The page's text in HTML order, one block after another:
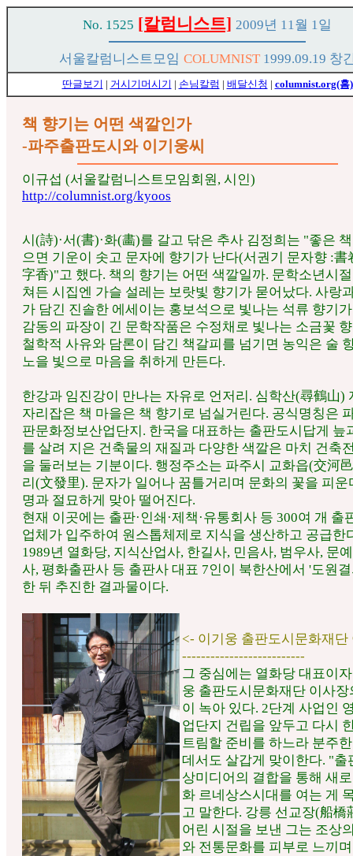
No. 1525 [칼럼니스트] 2009년 11월 1일
서울칼럼니스트모임 COLUMNIST 1999.09.19 창
딴글보기 | 거시기머시기 | 손님칼럼 | 배달신청 | columnist.org(홈)
책 향기는 어떤 색깔인가
-파주출판도시와 이기웅씨
이규섭 (서울칼럼니스트모임회원, 시인)
http://columnist.org/kyoos
시(詩)·서(書)·화(畵)를 갈고 닦은 추사 김정희는 "좋은
으면 기운이 솟고 문자에 향기가 난다(서권기 문자향 :書
字香)"고 했다. 책의 향기는 어떤 색깔일까. 문학소년시
쳐든 시집엔 가슬 설레는 보랏빛 향기가 묻어났다. 사랑
가 담긴 진솔한 에세이는 홍보석으로 빛나는 석류 향기
감동의 파장이 긴 문학작품은 수정채로 빛나는 소금꽃
철학적 사유와 담론이 담긴 책갈피를 넘기면 농익은 술
노을 빛으로 마음을 취하게 만든다.
한강과 임진강이 만나는 자유로 언저리. 심학산(尋鶴山)
자리잡은 책 마을은 책 향기로 넘실거린다. 공식명칭은
판문화정보산업단지. 한국을 대표하는 출판도시답게 늪
를 살려 지은 건축물의 재질과 다양한 색깔은 마치 건축
을 둘러보는 기분이다. 행정주소는 파주시 교화읍(交河
리(文發里). 문자가 일어나 꿈틀거리며 문화의 꽃을 피운
명과 절묘하게 맞아 떨어진다.
현재 이곳에는 출판·인쇄·제책·유통회사 등 300여 개 출
업체가 입주하여 원스톱체제로 지식을 생산하고 공급한
1989년 열화당, 지식산업사, 한길사, 민음사, 범우사, 문
사, 평화출판사 등 출판사 대표 7인이 북한산에서 '도원
한 뒤 추진한 결과물이다.
<- 이기웅 출판도시문화재단
--------------------------
그 중심에는 열화당 대표이
웅 출판도시문화재단 이사장
이 녹아 있다. 2단계 사업인
업단지 건립을 앞두고 다시
트림할 준비를 하느라 분주
데서도 살갑게 맞이한다. "출
상미디어의 결합을 통해 새
화 르네상스시대를 여는 게
고 말한다. 강릉 선교장(船橋
어린 시절을 보낸 그는 조상
와 전통문화를 피부로 느끼